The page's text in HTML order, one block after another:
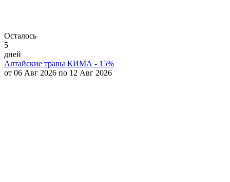
Осталось
5
дней
Алтайские травы КИМА - 15%
от 06 Авг 2026 по 12 Авг 2026